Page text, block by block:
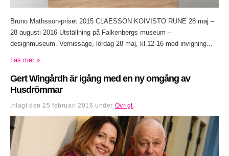
Bruno Mathsson-priset 2015 CLAESSON KOIVISTO RUNE 28 maj –
28 augusti 2016 Utställning på Falkenbergs museum –
designmuseum. Vernissage, lördag 28 maj, kl.12-16 med invigning...
Läs mer »
Gert Wingårdh är igång med en ny omgång av
Husdrömmar
Inlagt den 25 februari 2016 under Övrigt